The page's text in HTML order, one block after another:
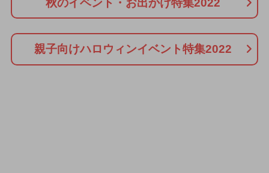
親子向けハロウィンイベント特集2022